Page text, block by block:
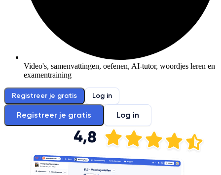
Video's, samenvattingen, oefenen, AI-tutor, woordjes leren en
examentraining
Registreer je gratis Log in
Registreer je gratis Log in